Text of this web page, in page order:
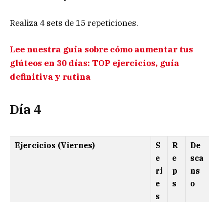
Realiza 4 sets de 15 repeticiones.
Lee nuestra guía sobre cómo aumentar tus
glúteos en 30 días: TOP ejercicios, guía
definitiva y rutina
Día 4
Ejercicios (Viernes)
S
e
ri
e
s
R
e
p
s
De
sca
ns
o